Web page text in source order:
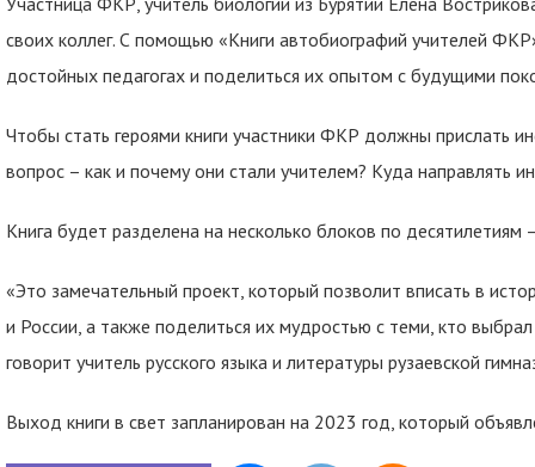
своих коллег. С помощью «Книги автобиографий учителей
достойных педагогах и поделиться их опытом с будущими
Чтобы стать героями книги участники ФКР должны прислать
вопрос – как и почему они стали учителем? Куда направлять
Книга будет разделена на несколько блоков по
«Это замечательный проект, который позволит вписать в
и России, а также поделиться их мудростью с теми, кто
говорит учитель русского языка и литературы рузаевской
Выход книги в свет запланирован на 2023 год, который